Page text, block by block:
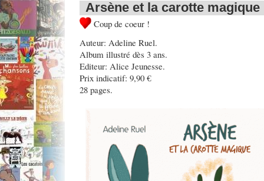
Arsène et la carotte magique
Coup de coeur !
Auteur: Adeline Ruel.
Album illustré dès 3 ans.
Editeur: Alice Jeunesse.
Prix indicatif: 9,90 €
28 pages.